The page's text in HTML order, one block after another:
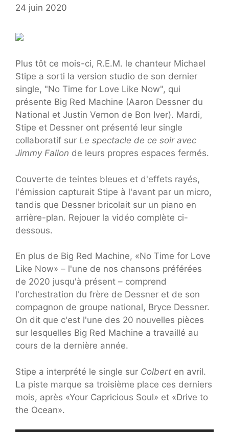
24 juin 2020
Plus tôt ce mois-ci, R.E.M. le chanteur Michael
Stipe a sorti la version studio de son dernier
single, "No Time for Love Like Now", qui
présente Big Red Machine (Aaron Dessner du
National et Justin Vernon de Bon Iver). Mardi,
Stipe et Dessner ont présenté leur single
collaboratif sur Le spectacle de ce soir avec
Jimmy Fallon de leurs propres espaces fermés.
Couverte de teintes bleues et d'effets rayés,
l'émission capturait Stipe à l'avant par un micro,
tandis que Dessner bricolait sur un piano en
arrière-plan. Rejouer la vidéo complète ci-
dessous.
En plus de Big Red Machine, «No Time for Love
Like Now» – l'une de nos chansons préférées
de 2020 jusqu'à présent – comprend
l'orchestration du frère de Dessner et de son
compagnon de groupe national, Bryce Dessner.
On dit que c'est l'une des 20 nouvelles pièces
sur lesquelles Big Red Machine a travaillé au
cours de la dernière année.
Stipe a interprété le single sur Colbert en avril.
La piste marque sa troisième place ces derniers
mois, après «Your Capricious Soul» et «Drive to
the Ocean».